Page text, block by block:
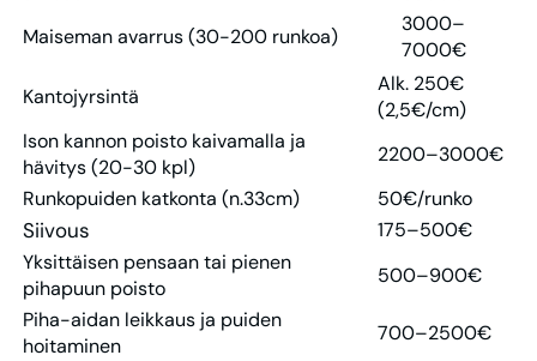
Maiseman avarrus (30-200 runkoa)
3000–
7000€
Kantojyrsintä
Alk. 250€
(2,5€/cm)
Ison kannon poisto kaivamalla ja
hävitys (20-30 kpl)
2200–3000€
Runkopuiden katkonta (n.33cm)
50€/runko
Siivous
175–500€
Yksittäisen pensaan tai pienen
pihapuun poisto
500–900€
Piha-aidan leikkaus ja puiden
hoitaminen
700–2500€